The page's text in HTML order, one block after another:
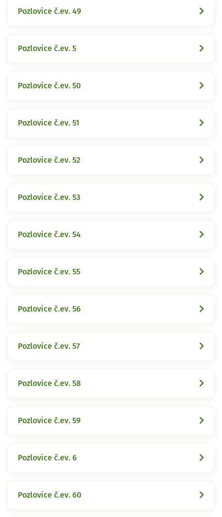
Pozlovice č.ev. 49
Pozlovice č.ev. 5
Pozlovice č.ev. 50
Pozlovice č.ev. 51
Pozlovice č.ev. 52
Pozlovice č.ev. 53
Pozlovice č.ev. 54
Pozlovice č.ev. 55
Pozlovice č.ev. 56
Pozlovice č.ev. 57
Pozlovice č.ev. 58
Pozlovice č.ev. 59
Pozlovice č.ev. 6
Pozlovice č.ev. 60